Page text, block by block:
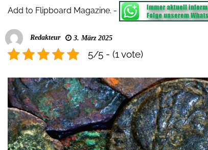
Add to Flipboard Magazine. -
Redakteur 3. März 2025
5/5 - (1 vote)